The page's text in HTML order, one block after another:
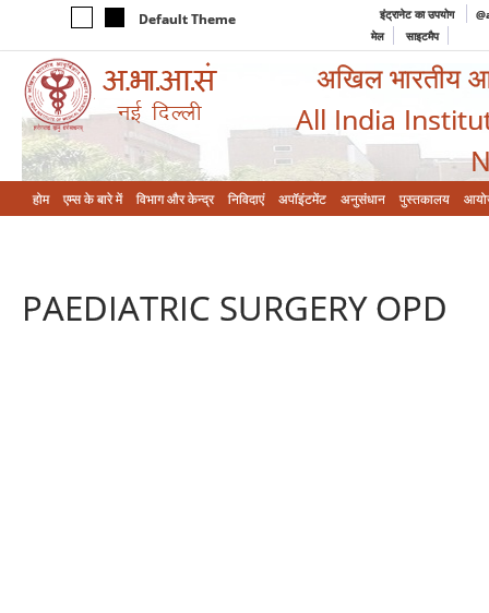
Default Theme इंट्रानेट का उपयोग
मेल
साइटमैप
अखिल भारतीय
All India
होम एम्‍स के बारे में विभाग और केन्‍द्र निविदाएं अपॉइंटमेंट अनुसंधान पुस्तकालय
PAEDIATRIC SURGERY OPD